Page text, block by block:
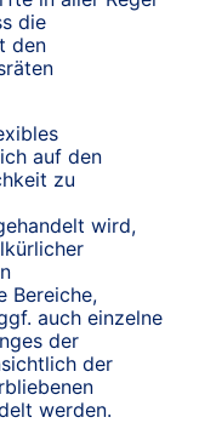
die
den
auf den
zu
wird,
Bereiche,
auch einzelne
der
der
werden.